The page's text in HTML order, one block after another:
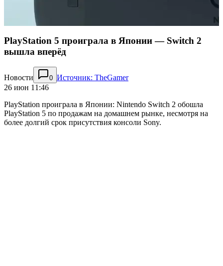
PlayStation 5 проиграла в Японии — Switch 2
вышла вперёд
Новости 0 Источник: TheGamer
26 июн 11:46
PlayStation проиграла в Японии: Nintendo Switch 2 обошла
PlayStation 5 по продажам на домашнем рынке, несмотря на
более долгий срок присутствия консоли Sony.